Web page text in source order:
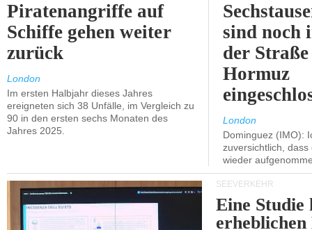
Piratenangriffe auf
Schiffe gehen weiter
zurück
London
Im ersten Halbjahr dieses Jahres
ereigneten sich 38 Unfälle, im Vergleich zu
90 in den ersten sechs Monaten des
Jahres 2025.
sind noch
der
Hormuz
London
Dominguez (IMO):
zuversichtlich,
wieder
SEEVERKEHR
Eine Studie